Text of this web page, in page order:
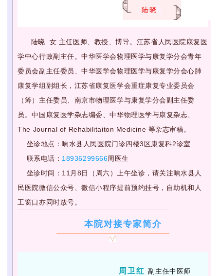
陆晓
陆晓 女 主任医师、教授、博导。江苏省人民医院康复医
学中心行政副主任。中华医学会物理医学与康复学分会青年
委员会副主任委员、中华医学会物理医学与康复学分会心肺
康复学组副组长，江苏省康复医学会重症康复专业委员会
（筹）主任委员、南京市物理医学与康复学分会副主任委
员。中国康复医学杂志编委、中华物理医学与康复杂志、
The Journal of Rehabilitaiton Medicine 等杂志审稿。
坐诊地点：响水县人民医院门诊四楼3区康复科2诊室
联系电话： 18936299666周医生
坐诊时间：11月8日（周六）上午坐诊，请关注响水县人
民医院微信公众号、微信小程序提前预约挂号，自助机和人
工窗口亦同时放号。
本院对接专家简介
周卫红副主任中医师